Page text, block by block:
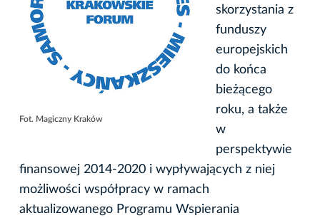
Fot. Magiczny Kraków
skorzystania z
funduszy
europejskich
do końca
bieżącego
roku, a także
w
perspektywie
finansowej 2014-2020 i wypływających z niej
możliwości współpracy w ramach
aktualizowanego Programu Wspierania